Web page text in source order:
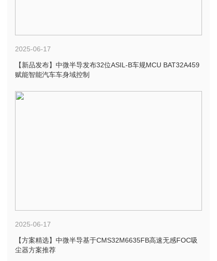
2025-06-17
【新品发布】中微半导发布32位ASIL-B车规MCU BAT32A459
赋能智能汽车车身域控制
2025-06-17
【方案精选】中微半导基于CMS32M6635FB高速无感FOC吸
尘器方案推荐